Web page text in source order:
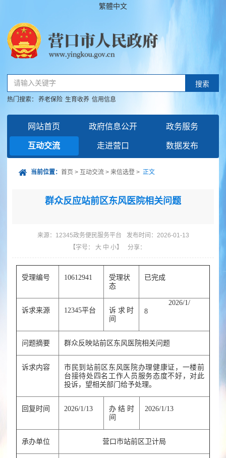
繁體中文
请输入关键字 搜索
热门搜索： 养老保险 生育收养 信用信息
网站首页 政府信息公开 政务服务
互动交流 走进营口 数据发布
当前位置： 首页 > 互动交流 > 来信选登 > 正文
群众反应站前区东风医院相关问题
来源： 12345政务便民服务平台
发布时间：2026-01-13
【字号： 大 中 小】 分享：
受理编号 10612941
受理状
态
已完成
诉求来源 12345平台
诉求时
间
2026/1/
8
问题摘要 群众反映站前区东风医院相关问题
诉求内容
市民到站前区东风医院办理健康证，一楼前
台接待处四名工作人员服务态度不好，对此
投诉，望相关部门给予处理。
回复时间 2026/1/13
办结时
间
2026/1/13
承办单位 营口市站前区卫计局